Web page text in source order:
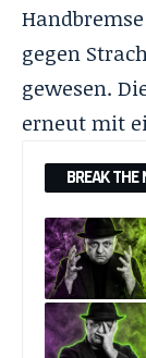
gegen
gewesen.
erneut mit
BREAK THE